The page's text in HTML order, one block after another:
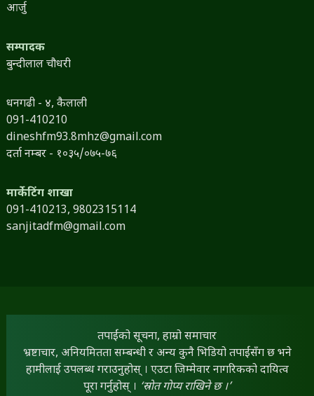
आर्जु
सम्पादक
बुन्दीलाल चौधरी
धनगढी - ४, कैलाली
091-410210
dineshfm93.8mhz@gmail.com
दर्ता नम्बर - १०३५/०७५-७६
मार्केटिंग शाखा
091-410213, 9802315114
sanjitadfm@gmail.com
तपाईंको सूचना, हाम्रो समाचार
भ्रष्टाचार, अनियमितता सम्बन्धी र अन्य कुनै भिडियो तपाईंसँग छ भने
हामीलाई उपलब्ध गराउनुहोस् । एउटा जिम्मेवार नागरिकको दायित्व
पूरा गर्नुहोस् । ‘स्रोत गोप्य राखिने छ ।’